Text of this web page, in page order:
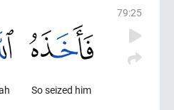
79:25
So seized him